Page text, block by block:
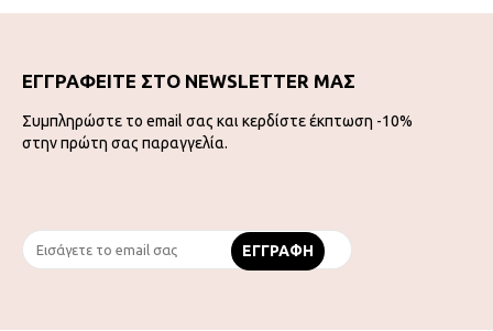
ΕΓΓΡΑΦΕΙΤΕ ΣΤΟ NEWSLETTER ΜΑΣ
Συμπληρώστε το email σας και κερδίστε έκπτωση -10%
στην πρώτη σας παραγγελία.